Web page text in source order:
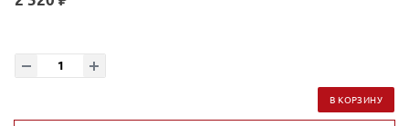
В КОРЗИНУ